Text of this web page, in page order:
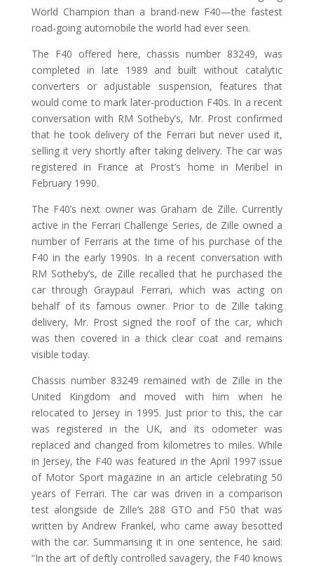
World Champion than a brand-new F40—the fastest
road-going automobile the world had ever seen.
The F40 offered here, chassis number 83249, was
completed in late 1989 and built without catalytic
converters or adjustable suspension, features that
would come to mark later-production F40s. In a recent
conversation with RM Sotheby’s, Mr. Prost confirmed
that he took delivery of the Ferrari but never used it,
selling it very shortly after taking delivery. The car was
registered in France at Prost’s home in Meribel in
February 1990.
The F40’s next owner was Graham de Zille. Currently
active in the Ferrari Challenge Series, de Zille owned a
number of Ferraris at the time of his purchase of the
F40 in the early 1990s. In a recent conversation with
RM Sotheby’s, de Zille recalled that he purchased the
car through Graypaul Ferrari, which was acting on
behalf of its famous owner. Prior to de Zille taking
delivery, Mr. Prost signed the roof of the car, which
was then covered in a thick clear coat and remains
visible today.
Chassis number 83249 remained with de Zille in the
United Kingdom and moved with him when he
relocated to Jersey in 1995. Just prior to this, the car
was registered in the UK, and its odometer was
replaced and changed from kilometres to miles. While
in Jersey, the F40 was featured in the April 1997 issue
of Motor Sport magazine in an article celebrating 50
years of Ferrari. The car was driven in a comparison
test alongside de Zille’s 288 GTO and F50 that was
written by Andrew Frankel, who came away besotted
with the car. Summarising it in one sentence, he said:
“In the art of deftly controlled savagery, the F40 knows